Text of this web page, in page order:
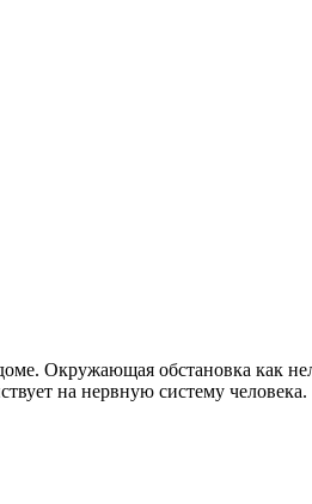
Окружающая обстановка как
на нервную систему человека.